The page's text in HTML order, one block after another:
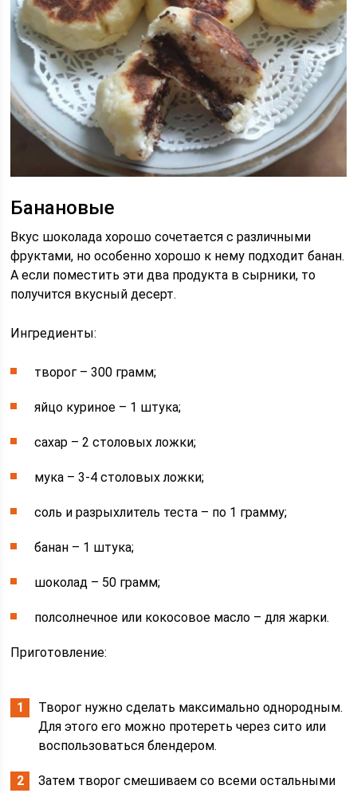
Банановые
Вкус шоколада хорошо сочетается с различными
фруктами, но особенно хорошо к нему подходит банан.
А если поместить эти два продукта в сырники, то
получится вкусный десерт.
Ингредиенты:
творог – 300 грамм;
яйцо куриное – 1 штука;
сахар – 2 столовых ложки;
мука – 3-4 столовых ложки;
соль и разрыхлитель теста – по 1 грамму;
банан – 1 штука;
шоколад – 50 грамм;
полсолнечное или кокосовое масло – для жарки.
Приготовление:
Творог нужно сделать максимально однородным.
Для этого его можно протереть через сито или
воспользоваться блендером.
Затем творог смешиваем со всеми остальными